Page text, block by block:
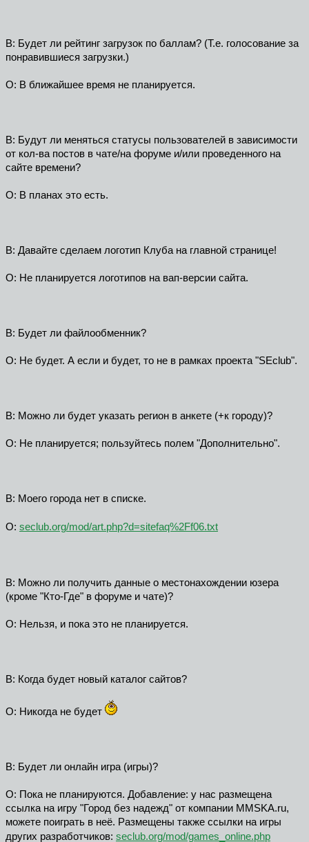
В: Будет ли рейтинг загрузок по баллам? (Т.е. голосование за
понравившиеся загрузки.)
О: В ближайшее время не планируется.
В: Будут ли меняться статусы пользователей в зависимости
от кол-ва постов в чате/на форуме и/или проведенного на
сайте времени?
О: В планах это есть.
В: Давайте сделаем логотип Клуба на главной странице!
О: Не планируется логотипов на вап-версии сайта.
В: Будет ли файлообменник?
О: Не будет. А если и будет, то не в рамках проекта "SEclub".
В: Можно ли будет указать регион в анкете (+к городу)?
О: Не планируется; пользуйтесь полем "Дополнительно".
В: Моего города нет в списке.
О: seclub.org/mod/art.php?d=sitefaq%2Ff06.txt
В: Можно ли получить данные о местонахождении юзера
(кроме "Кто-Где" в форуме и чате)?
О: Нельзя, и пока это не планируется.
В: Когда будет новый каталог сайтов?
О: Никогда не будет
В: Будет ли онлайн игра (игры)?
О: Пока не планируются. Добавление: у нас размещена
ссылка на игру "Город без надежд" от компании MMSKA.ru,
можете поиграть в неё. Размещены также ссылки на игры
других разработчиков: seclub.org/mod/games_online.php